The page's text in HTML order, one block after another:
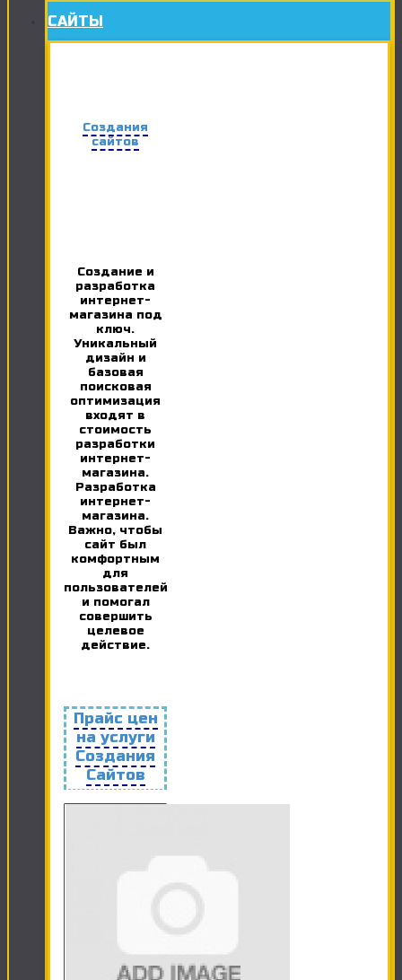
САЙТЫ
Создания
сайтов
Создание и
разработка
интернет-
магазина под
ключ.
Уникальный
дизайн и
базовая
поисковая
оптимизация
входят в
стоимость
разработки
интернет-
магазина.
Разработка
интернет-
магазина.
Важно, чтобы
сайт был
комфортным
для
пользователей
и помогал
совершить
целевое
действие.
Прайс цен
на услуги
Создания
Сайтов